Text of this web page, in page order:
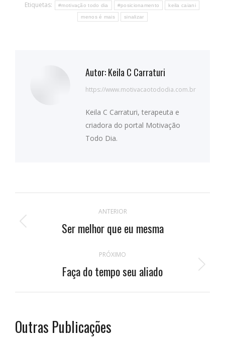
Etiquetas:
#motivação todo dia #posicionamento keila caiani
menos é mais sinalizar
Autor:Keila C Carraturi
https://www.motivacaotododia.com.br
Keila C Carraturi, terapeuta e
criadora do portal Motivação
Todo Dia.
de
ANTERIOR
Publicação
Ser melhor que eu mesma
PRÓXIMO
Próximo
Faça do tempo seu aliado
Outras Publicações